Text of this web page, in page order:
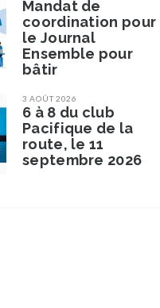
Mandat de
coordination pour
le Journal
Ensemble pour
bâtir
3 AOÛT 2026
6 à 8 du club
Pacifique de la
route, le 11
septembre 2026